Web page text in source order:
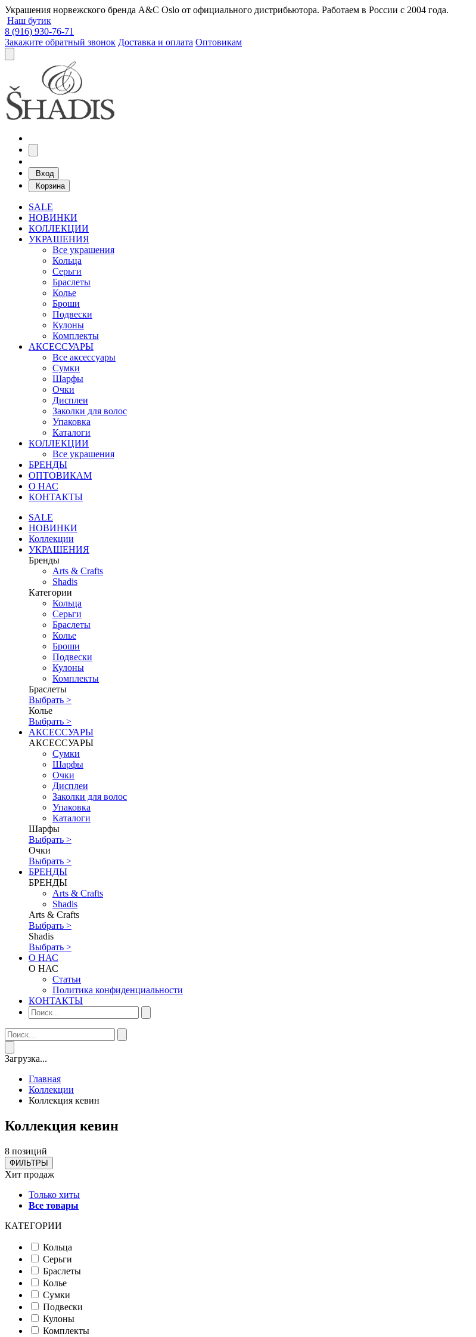
Украшения норвежского бренда A&C Oslo от официального дистрибьютора. Работаем в России с 2004 года.
Наш бутик
8 (916) 930-76-71
Закажите обратный звонок Доставка и оплата Оптовикам
Вход
Корзина
SALE
НОВИНКИ
КОЛЛЕКЦИИ
УКРАШЕНИЯ
Все украшения
Кольца
Серьги
Браслеты
Колье
Броши
Подвески
Кулоны
Комплекты
АКСЕССУАРЫ
Все аксессуары
Сумки
Шарфы
Очки
Дисплеи
Заколки для волос
Упаковка
Каталоги
КОЛЛЕКЦИИ
Все украшения
БРЕНДЫ
ОПТОВИКАМ
О НАС
КОНТАКТЫ
SALE
НОВИНКИ
Коллекции
УКРАШЕНИЯ
Бренды
Аrts & Сrafts
Shadis
Категории
Кольца
Серьги
Браслеты
Колье
Броши
Подвески
Кулоны
Комплекты
Браслеты
Выбрать >
Колье
Выбрать >
АКСЕССУАРЫ
АКСЕССУАРЫ
Сумки
Шарфы
Очки
Дисплеи
Заколки для волос
Упаковка
Каталоги
Шарфы
Выбрать >
Очки
Выбрать >
БРЕНДЫ
БРЕНДЫ
Аrts & Сrafts
Shadis
Аrts & Сrafts
Выбрать >
Shadis
Выбрать >
О НАС
О НАС
Статьи
Политика конфиденциальности
КОНТАКТЫ
Загрузка...
Главная
Коллекции
Коллекция кевин
Коллекция кевин
8 позиций
ФИЛЬТРЫ
Хит продаж
Только хиты
Все товары
КАТЕГОРИИ
Кольца
Серьги
Браслеты
Колье
Сумки
Подвески
Кулоны
Комплекты